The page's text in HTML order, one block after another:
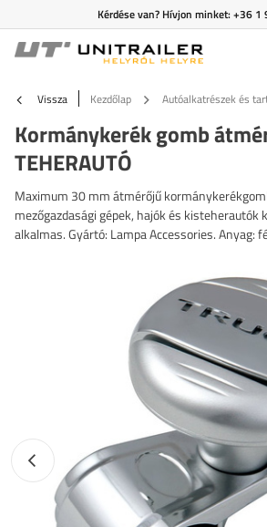
Kérdése van? Hívjon minket:+36 1
Vissza Kezdőlap Autóalkatrészek és
Kormánykerék gomb
TEHERAUTÓ
Maximum 30 mm átmérőjű
mezőgazdasági gépek, hajók és kisteherautók
alkalmas. Gyártó: Lampa Accessories. Anyag:
Előző fotó